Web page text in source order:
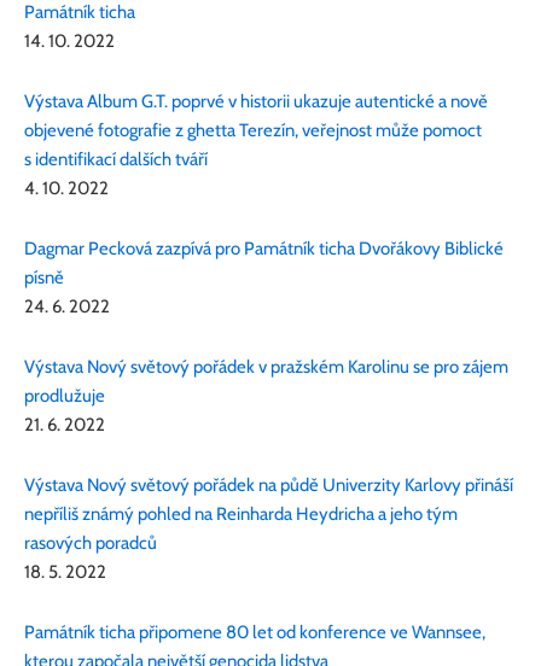
Památník ticha
14. 10. 2022
Výstava Album G.T. poprvé v historii ukazuje autentické a nově
objevené fotografie z ghetta Terezín, veřejnost může pomoct
s identifikací dalších tváří
4. 10. 2022
Dagmar Pecková zazpívá pro Památník ticha Dvořákovy Biblické
písně
24. 6. 2022
Výstava Nový světový pořádek v pražském Karolinu se pro zájem
prodlužuje
21. 6. 2022
Výstava Nový světový pořádek na půdě Univerzity Karlovy přináší
nepříliš známý pohled na Reinharda Heydricha a jeho tým
rasových poradců
18. 5. 2022
Památník ticha připomene 80 let od konference ve Wannsee,
kterou započala největší genocida lidstva